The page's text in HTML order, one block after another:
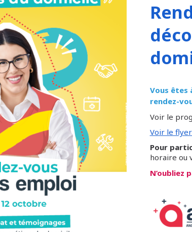
Vous êtes
rendez-
Voir le
Voir le
Pour
horaire ou
N’oubliez